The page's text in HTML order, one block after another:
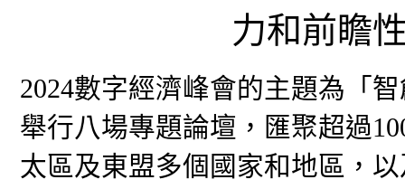
⼒和前瞻
2024數字經濟峰會的主題為「
舉行八場專題論壇，匯聚超過
太區及東盟多個國家和地區，